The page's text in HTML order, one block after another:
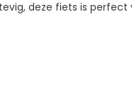
deze fiets is perfect